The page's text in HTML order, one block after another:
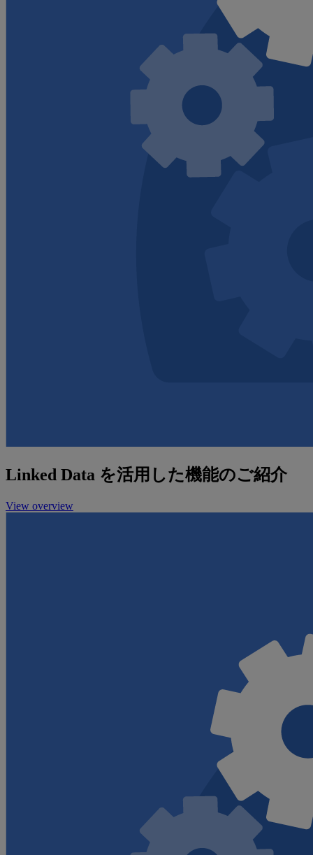
Linked Data を活用した機能のご紹介
View overview